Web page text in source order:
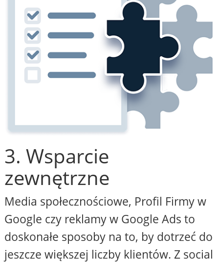
3. Wsparcie
zewnętrzne
Media społecznościowe, Profil Firmy w
Google czy reklamy w Google Ads to
doskonałe sposoby na to, by dotrzeć do
jeszcze większej liczby klientów. Z social